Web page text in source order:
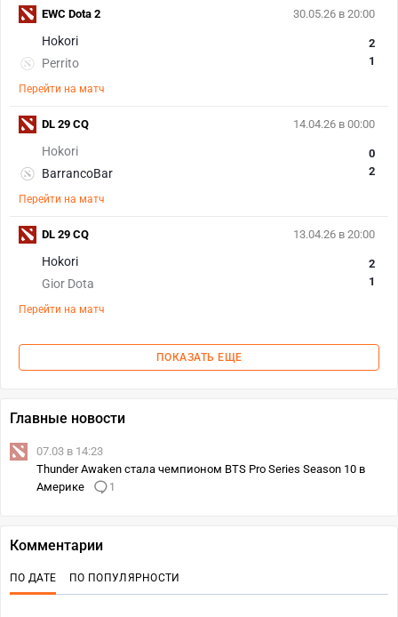
30.05.26 в 20:00
Hokori
Perrito
2
1
Перейти на матч
EWC Dota 2
14.04.26 в 00:00
Hokori
BarrancoBar
0
2
Перейти на матч
DL 29 CQ
13.04.26 в 20:00
Hokori
Gior Dota
2
1
Перейти на матч
DL 29 CQ
ПОКАЗАТЬ ЕЩЕ
Главные новости
07.03 в 14:23
Thunder Awaken стала чемпионом BTS Pro Series Season 10 в
Америке
1
Комментарии
ПО ДАТЕ ПО ПОПУЛЯРНОСТИ